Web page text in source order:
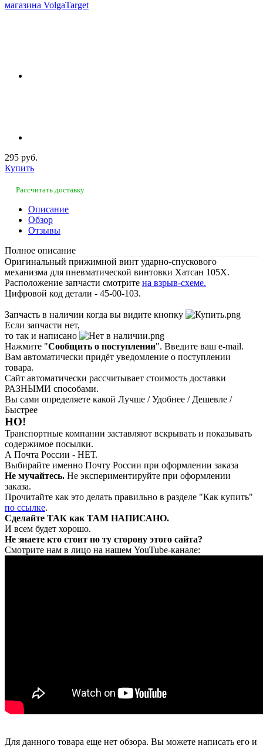
295 руб.
Купить
Рассчитать доставку
Описание
Обзор
Отзывы
Полное описание
Оригинальный прижимной винт ударно-спускового
механизма для пневматической винтовки Хатсан 105Х.
Расположение запчасти смотрите на взрыв-схеме.
Цифровой код детали - 45-00-103.
Запчасть в наличии когда вы видите кнопку
Если запчасти нет,
то так и написано
Нажмите "Сообщить о поступлении". Введите ваш e-mail.
Вам автоматически придёт уведомление о поступлении
товара.
Сайт автоматически рассчитывает стоимость доставки
РАЗНЫМИ способами.
Вы сами определяете какой Лучше / Удобнее / Дешевле /
Быстрее
НО!
Транспортные компании заставляют вскрывать и показывать
содержимое посылки.
А Почта России - НЕТ.
Выбирайте именно Почту России при оформлении заказа
Не мучайтесь. Не экспериментируйте при оформлении
заказа.
Прочитайте как это делать правильно в разделе "Как купить"
по ссылке.
Сделайте ТАК как ТАМ НАПИСАНО.
И всем будет хорошо.
Не знаете кто стоит по ту сторону этого сайта?
Смотрите нам в лицо на нашем YouTube-канале:
Для данного товара еще нет обзора. Вы можете написать его и